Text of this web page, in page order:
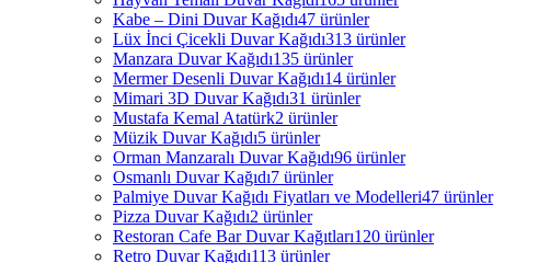
Kabe – Dini Duvar Kağıdı47 ürünler
Lüx İnci Çicekli Duvar Kağıdı313 ürünler
Manzara Duvar Kağıdı135 ürünler
Mermer Desenli Duvar Kağıdı14 ürünler
Mimari 3D Duvar Kağıdı31 ürünler
Mustafa Kemal Atatürk2 ürünler
Müzik Duvar Kağıdı5 ürünler
Orman Manzaralı Duvar Kağıdı96 ürünler
Osmanlı Duvar Kağıdı7 ürünler
Palmiye Duvar Kağıdı Fiyatları ve Modelleri47 ürünler
Pizza Duvar Kağıdı2 ürünler
Restoran Cafe Bar Duvar Kağıtları120 ürünler
Retro Duvar Kağıdı113 ürünler